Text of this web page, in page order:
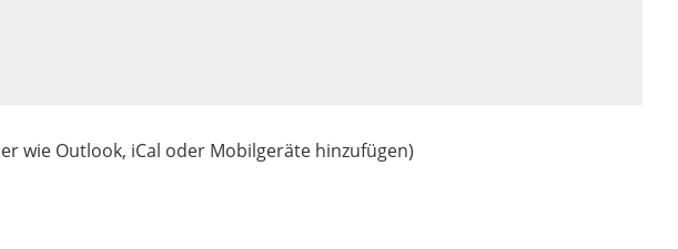
wie Outlook, iCal oder Mobilgeräte hinzufügen)